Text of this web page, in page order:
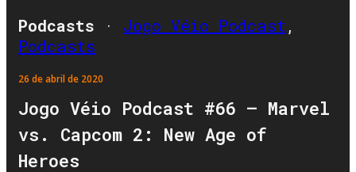
Podcasts · Jogo Véio Podcast,
Podcasts
26 de abril de 2020
Jogo Véio Podcast #66 – Marvel
vs. Capcom 2: New Age of
Heroes